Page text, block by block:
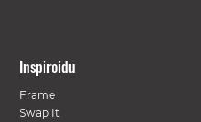
Inspiroidu
Frame
Swap It